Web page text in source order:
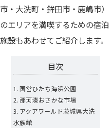
市・大洗町・鉾田市・鹿嶋市）
のエリアを満喫するための宿泊
施設もあわせてご紹介します。
目次
国営ひたち海浜公園
那珂湊おさかな市場
アクアワールド茨城県大洗
水族館